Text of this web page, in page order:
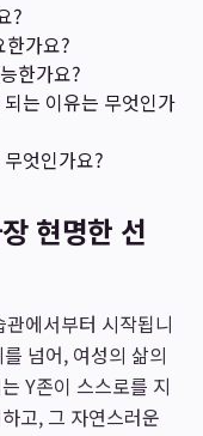
?
가요?
한가요?
는 이유는 무엇인가
엇인가요?
현명한 선
에서부터 시작됩니
넘어, 여성의 삶의
Y존이 스스로를 지
고, 그 자연스러운